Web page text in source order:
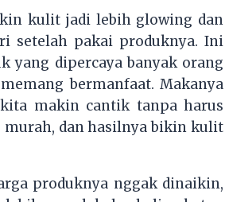
kulit jadi lebih glowing dan
setelah pakai produknya. Ini
yang dipercaya banyak orang
bermanfaat. Makanya
makin cantik tanpa harus
murah, dan hasilnya bikin kulit
produknya nggak dinaikin,